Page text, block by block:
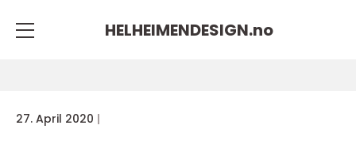
HELHEIMENDESIGN.no
27. April 2020